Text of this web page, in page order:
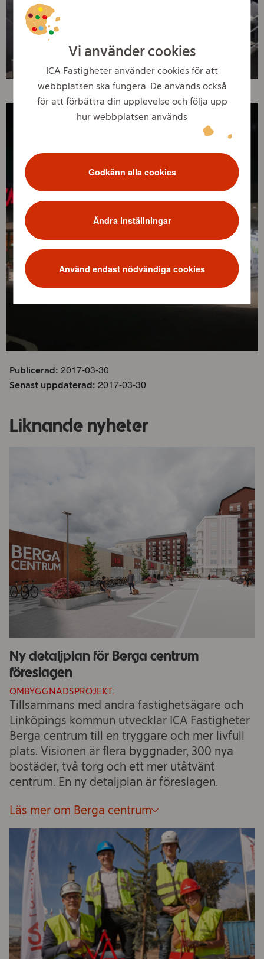
Vi använder cookies
ICA Fastigheter använder cookies för att
webbplatsen ska fungera. De används också
för att förbättra din upplevelse och följa upp
hur webbplatsen används
Godkänn alla cookies
Ändra inställningar
Använd endast nödvändiga cookies
Publicerad: 2017-03-30
Senast uppdaterad: 2017-03-30
Liknande nyheter
Ny detaljplan för Berga centrum
föreslagen
OMBYGGNADSPROJEKT:
Tillsammans med andra fastighetsägare och
Linköpings kommun utvecklar ICA Fastigheter
Berga centrum till en tryggare och mer livfull
plats. Visionen är flera byggnader, 300 nya
bostäder, två torg och ett mer utåtvänt
centrum. En ny detaljplan är föreslagen.
Läs mer om Berga centrum